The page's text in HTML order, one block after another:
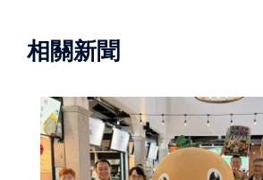
相關新聞